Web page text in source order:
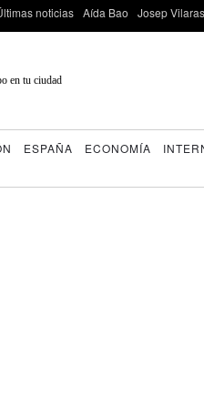
noticias Aída Bao Josep
en tu ciudad
ESPAÑA ECONOMÍA